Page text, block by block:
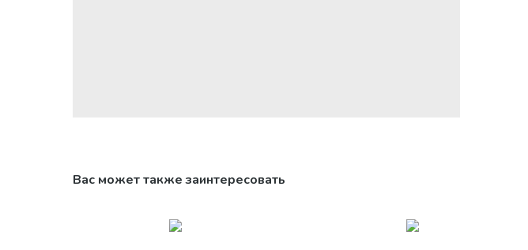
Вас может также заинтересовать